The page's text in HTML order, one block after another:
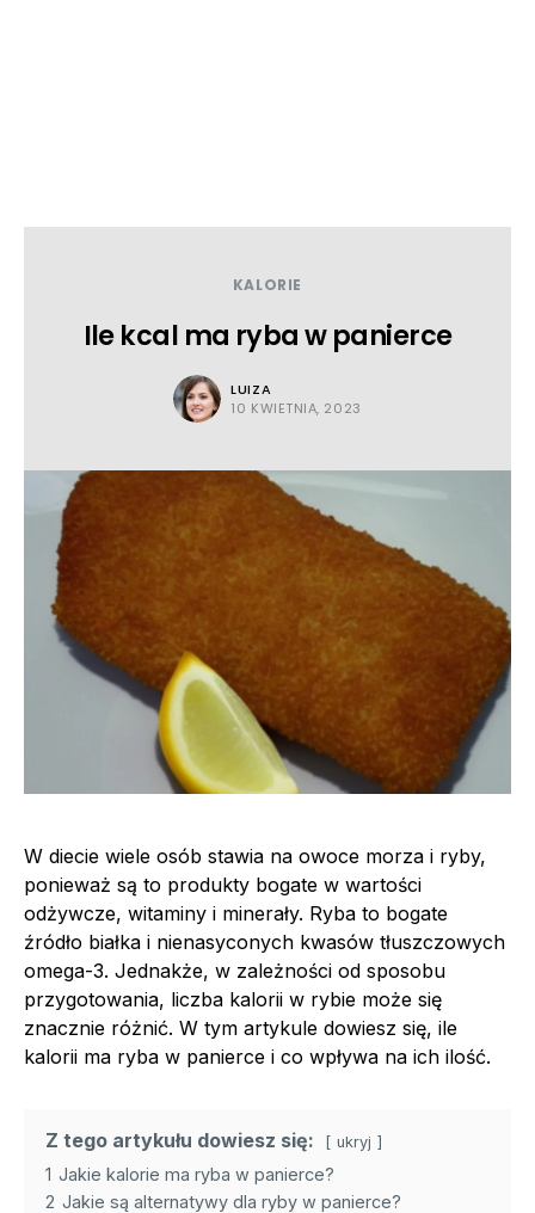
KALORIE
Ile kcal ma ryba w panierce
LUIZA
10 KWIETNIA, 2023
W diecie wiele osób stawia na owoce morza i ryby,
ponieważ są to produkty bogate w wartości
odżywcze, witaminy i minerały. Ryba to bogate
źródło białka i nienasyconych kwasów tłuszczowych
omega-3. Jednakże, w zależności od sposobu
przygotowania, liczba kalorii w rybie może się
znacznie różnić. W tym artykule dowiesz się, ile
kalorii ma ryba w panierce i co wpływa na ich ilość.
Z tego artykułu dowiesz się: ukryj
1 Jakie kalorie ma ryba w panierce?
2 Jakie są alternatywy dla ryby w panierce?